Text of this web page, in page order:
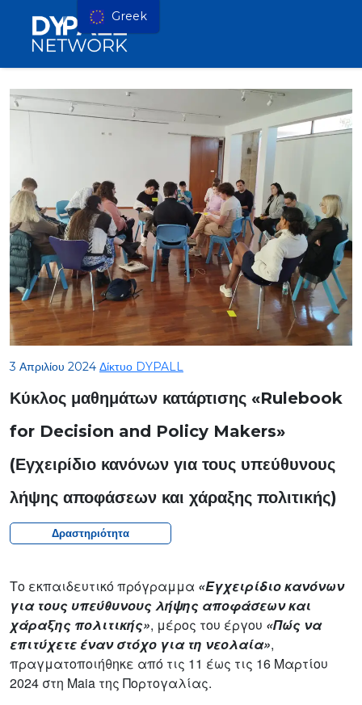
3 Απριλίου 2024 Δίκτυο DYPALL
Κύκλος μαθημάτων κατάρτισης «Rulebook
for Decision and Policy Makers»
(Εγχειρίδιο κανόνων για τους υπεύθυνους
λήψης αποφάσεων και χάραξης πολιτικής)
Δραστηριότητα
Το εκπαιδευτικό πρόγραμμα «Εγχειρίδιο κανόνων
για τους υπεύθυνους λήψης αποφάσεων και
χάραξης πολιτικής», μέρος του έργου «Πώς να
επιτύχετε έναν στόχο για τη νεολαία»,
πραγματοποιήθηκε από τις 11 έως τις 16 Μαρτίου
2024 στη Maia της Πορτογαλίας.
Greek